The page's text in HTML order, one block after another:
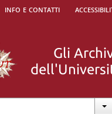
info e contatti